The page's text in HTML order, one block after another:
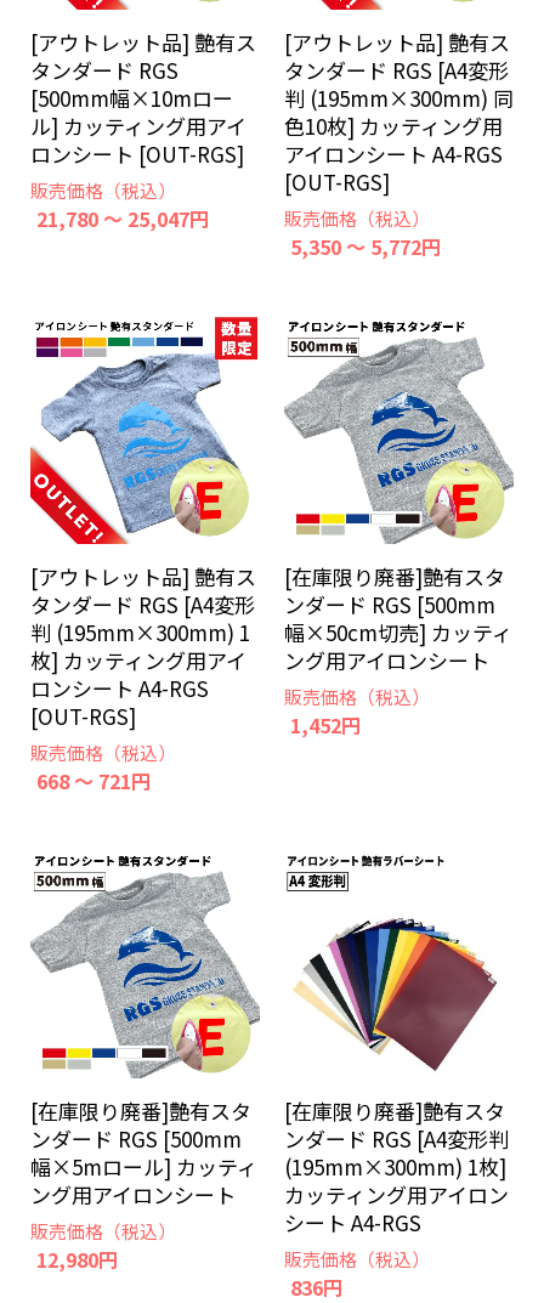
[アウトレット品] 艶有ス
タンダード RGS
[500mm幅×10mロー
ル] カッティング用アイ
ロンシート [OUT-RGS]
販売価格（税込）
21,780 ～ 25,047円
[アウトレット品] 艶有ス
タンダード RGS [A4変形
判 (195mm×300mm) 同
色10枚] カッティング用
アイロンシート A4-RGS
[OUT-RGS]
販売価格（税込）
5,350 ～ 5,772円
[アウトレット品] 艶有ス
タンダード RGS [A4変形
判 (195mm×300mm) 1
枚] カッティング用アイ
ロンシート A4-RGS
[OUT-RGS]
販売価格（税込）
668 ～ 721円
[在庫限り廃番]艶有スタ
ンダード RGS [500mm
幅×50cm切売] カッティ
ング用アイロンシート
販売価格（税込）
1,452円
[在庫限り廃番]艶有スタ
ンダード RGS [500mm
幅×5mロール] カッティ
ング用アイロンシート
販売価格（税込）
12,980円
[在庫限り廃番]艶有スタ
ンダード RGS [A4変形判
(195mm×300mm) 1枚]
カッティング用アイロン
シート A4-RGS
販売価格（税込）
836円